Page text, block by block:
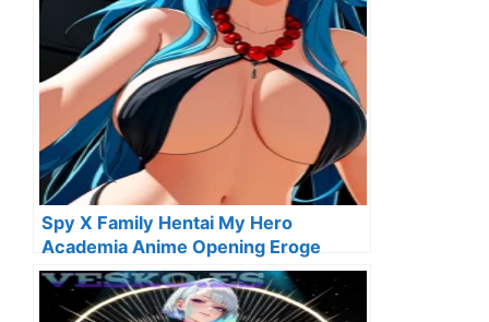
Spy X Family Hentai My Hero
Academia Anime Opening Eroge